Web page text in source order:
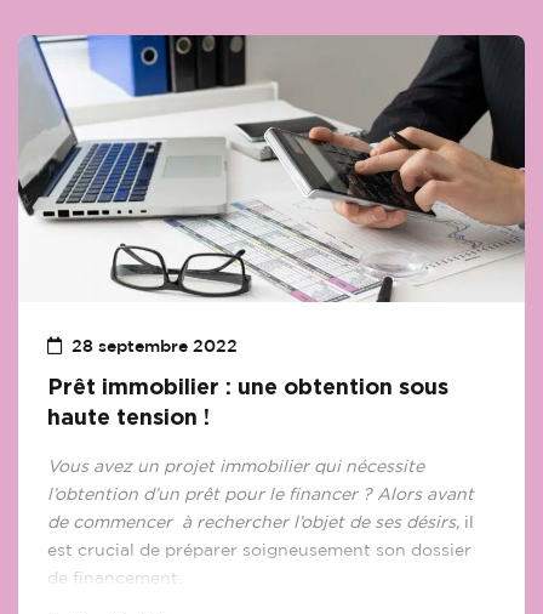
28 septembre 2022
Prêt immobilier : une obtention sous
haute tension !
Vous avez un projet immobilier qui nécessite
l’obtention d’un prêt pour le financer ? Alors avant
de commencer à rechercher l’objet de ses désirs, il
est crucial de préparer soigneusement son dossier
de financement.